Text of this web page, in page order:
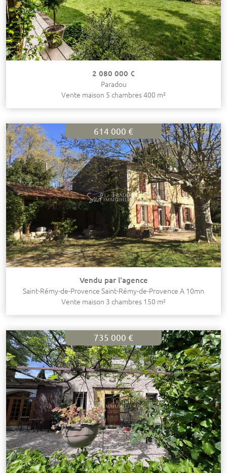
2 080 000 €
Paradou
Vente maison 5 chambres 400 m²
614 000 €
Vendu par l'agence
Saint-Rémy-de-Provence Saint-Rémy-de-Provence A 10mn
Vente maison 3 chambres 150 m²
735 000 €